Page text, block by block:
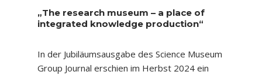
„The research museum – a place of
integrated knowledge production“
In der Jubiläumsausgabe des Science Museum
Group Journal erschien im Herbst 2024 ein